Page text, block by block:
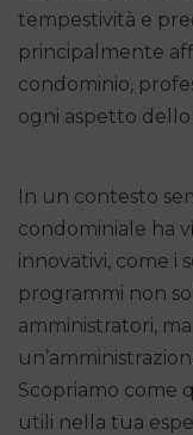
tempestività e
principalmente
condominio,
ogni aspetto
In un contesto
condominiale ha
innovativi, come i
programmi non
amministratori,
Scopriamo come
utili nella tua